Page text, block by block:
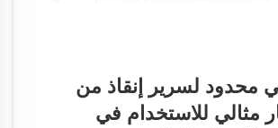
محدود لسرير إنقاذ من
مثالي للاستخدام في